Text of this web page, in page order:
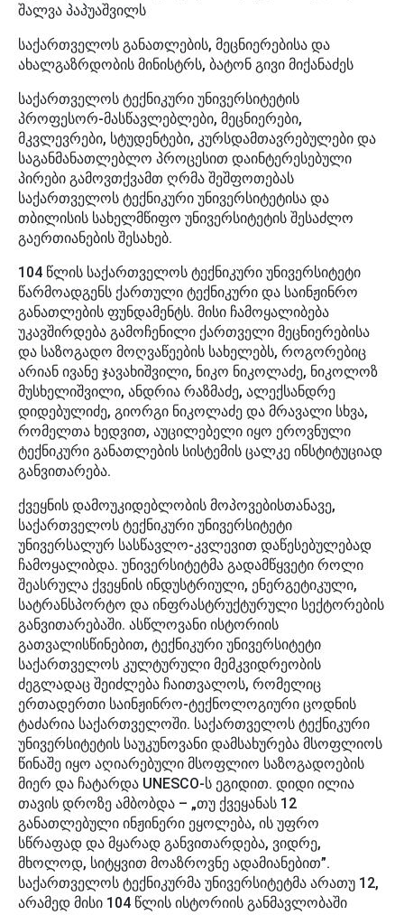
შალვა პაპუაშვილს
საქართველოს განათლების, მეცნიერებისა და
ახალგაზრდობის მინისტრს, ბატონ გივი მიქანაძეს
საქართველოს ტექნიკური უნივერსიტეტის
პროფესორ-მასწავლებლები, მეცნიერები,
მკვლევრები, სტუდენტები, კურსდამთავრებულები და
საგანმანათლებლო პროცესით დაინტერესებული
პირები გამოვთქვამთ ღრმა შეშფოთებას
საქართველოს ტექნიკური უნივერსიტეტისა და
თბილისის სახელმწიფო უნივერსიტეტის შესაძლო
გაერთიანების შესახებ.
104 წლის საქართველოს ტექნიკური უნივერსიტეტი
წარმოადგენს ქართული ტექნიკური და საინჟინრო
განათლების ფუნდამენტს. მისი ჩამოყალიბება
უკავშირდება გამოჩენილი ქართველი მეცნიერებისა
და საზოგადო მოღვაწეების სახელებს, როგორებიც
არიან ივანე ჯავახიშვილი, ნიკო ნიკოლაძე, ნიკოლოზ
მუსხელიშვილი, ანდრია რაზმაძე, ალექსანდრე
დიდებულიძე, გიორგი ნიკოლაძე და მრავალი სხვა,
რომელთა ხედვით, აუცილებელი იყო ეროვნული
ტექნიკური განათლების სისტემის ცალკე ინსტიტუციად
განვითარება.
ქვეყნის დამოუკიდებლობის მოპოვებისთანავე,
საქართველოს ტექნიკური უნივერსიტეტი
უნივერსალურ სასწავლო-კვლევით დაწესებულებად
ჩამოყალიბდა. უნივერსიტეტმა გადამწყვეტი როლი
შეასრულა ქვეყნის ინდუსტრიული, ენერგეტიკული,
სატრანსპორტო და ინფრასტრუქტურული სექტორების
განვითარებაში. ასწლოვანი ისტორიის
გათვალისწინებით, ტექნიკური უნივერსიტეტი
საქართველოს კულტურული მემკვიდრეობის
ძეგლადაც შეიძლება ჩაითვალოს, რომელიც
ერთადერთი საინჟინრო-ტექნოლოგიური ცოდნის
ტაძარია საქართველოში. საქართველოს ტექნიკური
უნივერსიტეტის საუკუნოვანი დამსახურება მსოფლიოს
წინაშე იყო აღიარებული მსოფლიო საზოგადოების
მიერ და ჩატარდა UNESCO-ს ეგიდით. დიდი ილია
თავის დროზე ამბობდა – „თუ ქვეყანას 12
განათლებული ინჟინერი ეყოლება, ის უფრო
სწრაფად და მყარად განვითარდება, ვიდრე,
მხოლოდ, სიტყვით მოაზროვნე ადამიანებით”.
საქართველოს ტექნიკურმა უნივერსიტეტმა არათუ 12,
არამედ მისი 104 წლის ისტორიის განმავლობაში